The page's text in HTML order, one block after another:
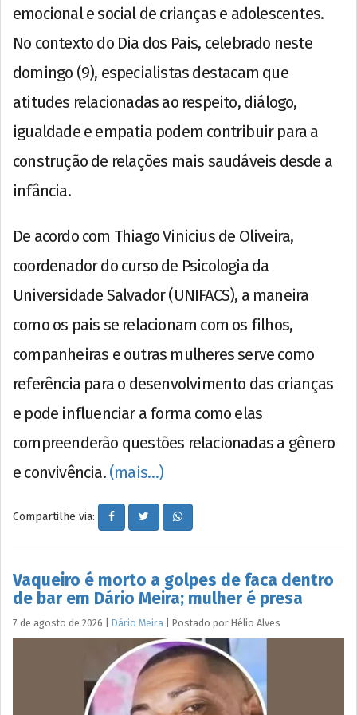
emocional e social de crianças e adolescentes.
No contexto do Dia dos Pais, celebrado neste
domingo (9), especialistas destacam que
atitudes relacionadas ao respeito, diálogo,
igualdade e empatia podem contribuir para a
construção de relações mais saudáveis desde a
infância.
De acordo com Thiago Vinicius de Oliveira,
coordenador do curso de Psicologia da
Universidade Salvador (UNIFACS), a maneira
como os pais se relacionam com os filhos,
companheiras e outras mulheres serve como
referência para o desenvolvimento das crianças
e pode influenciar a forma como elas
compreenderão questões relacionadas a gênero
e convivência. (mais…)
Compartilhe via:
Vaqueiro é morto a golpes de faca dentro
de bar em Dário Meira; mulher é presa
7 de agosto de 2026 Dário Meira Postado por Hélio Alves